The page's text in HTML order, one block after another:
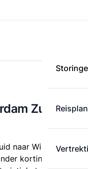
Zuid
naar Winterswijk
korting.